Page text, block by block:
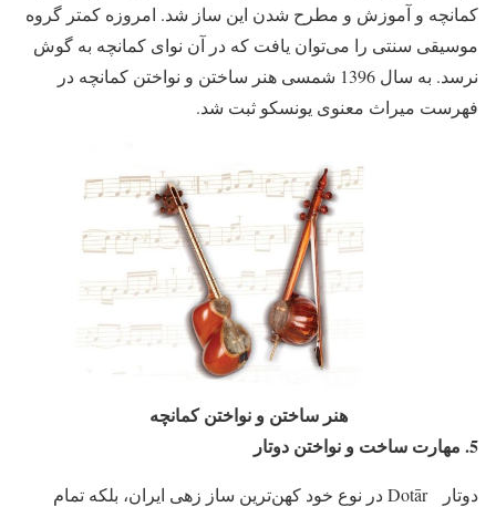
کمانچه و آموزش و مطرح شدن این ساز شد. امروزه کمتر گروه
موسیقی سنتی را می‌توان یافت که در آن نوای کمانچه به گوش
نرسد. به سال 1396 شمسی هنر ساختن و نواختن کمانچه در
فهرست میراث معنوی یونسکو ثبت شد.
هنر ساختن و نواختن کمانچه
5. مهارت ساخت و نواختن دوتار
دوتار Dotār در نوع خود کهن‌ترین ساز زهی ایران، بلکه تمام